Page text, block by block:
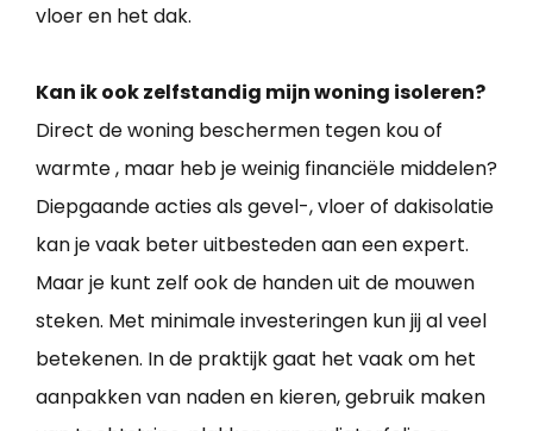
vloer en het dak.
Kan ik ook zelfstandig mijn woning isoleren?
Direct de woning beschermen tegen kou of
warmte , maar heb je weinig financiële middelen?
Diepgaande acties als gevel-, vloer of dakisolatie
kan je vaak beter uitbesteden aan een expert.
Maar je kunt zelf ook de handen uit de mouwen
steken. Met minimale investeringen kun jij al veel
betekenen. In de praktijk gaat het vaak om het
aanpakken van naden en kieren, gebruik maken